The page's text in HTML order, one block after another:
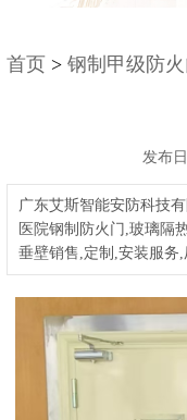
首页 > 钢制甲级防火
发布
广东艾斯智能安防科技
医院钢制防火门,玻璃隔
垂壁销售,定制,安装服务